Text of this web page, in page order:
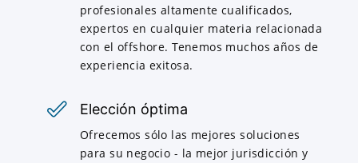
profesionales altamente cualificados,
expertos en cualquier materia relacionada
con el offshore. Tenemos muchos años de
experiencia exitosa.
Elección óptima
Ofrecemos sólo las mejores soluciones
para su negocio - la mejor jurisdicción y